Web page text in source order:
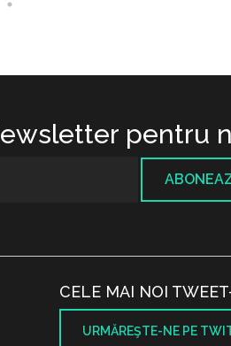
pentru
CELE MAI NOI
URMĂREŞTE-NE PE